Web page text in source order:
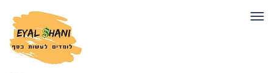
תפריט